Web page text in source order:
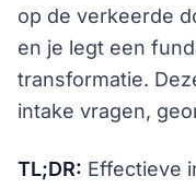
op de verkeerde
en je legt een
transformatie.
intake vragen,
TL;DR: Effectieve